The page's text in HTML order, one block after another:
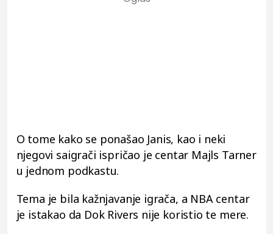
O tome kako se ponašao Janis, kao i neki
njegovi saigrači ispričao je centar Majls Tarner
u jednom podkastu.
Tema je bila kažnjavanje igrača, a NBA centar
je istakao da Dok Rivers nije koristio te mere.